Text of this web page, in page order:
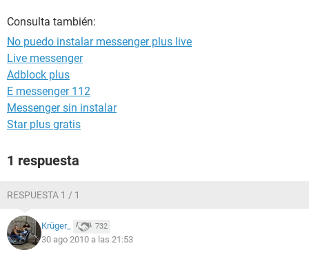
Consulta también:
No puedo instalar messenger plus live
Live messenger
Adblock plus
E messenger 112
Messenger sin instalar
Star plus gratis
1 respuesta
RESPUESTA 1 / 1
Krüger_ 732
30 ago 2010 a las 21:53